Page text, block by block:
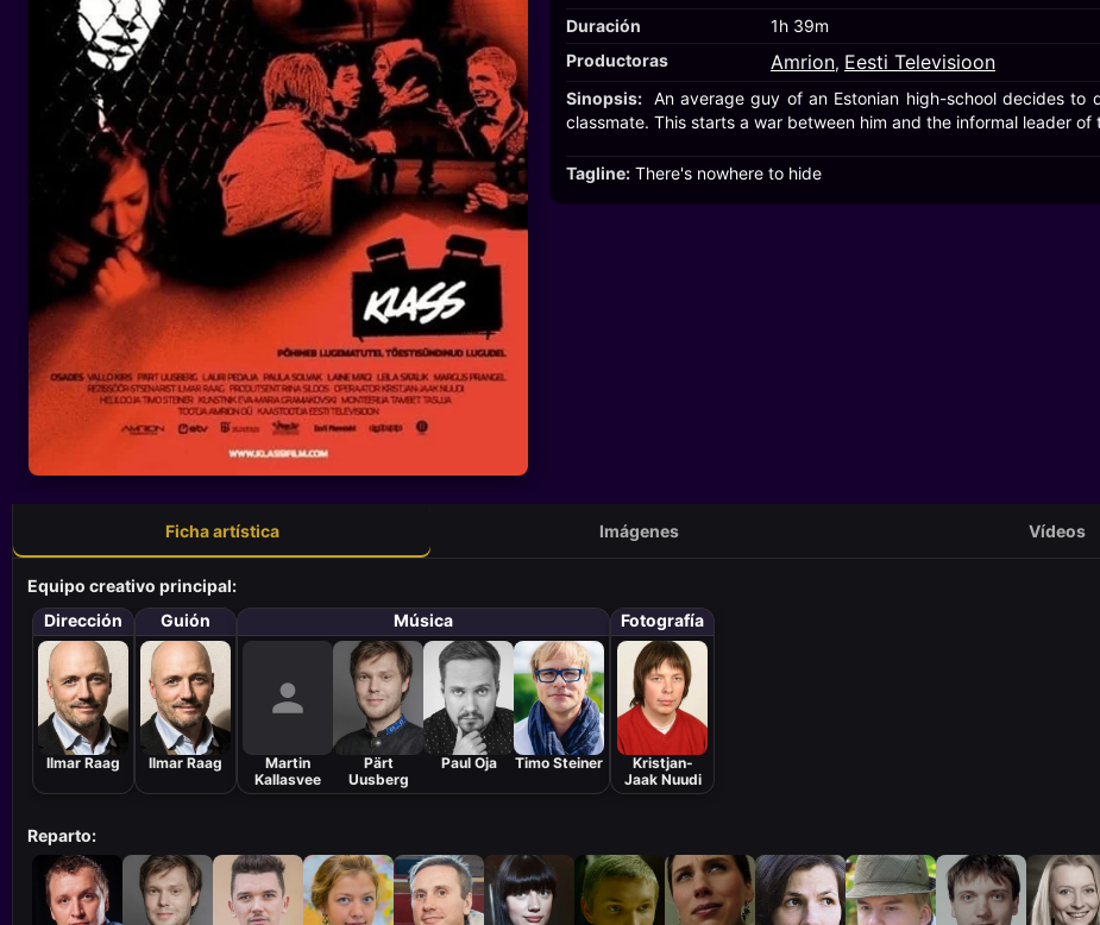
Duración
1h 39m
Productoras
Amrion, Eesti Televisioon
Sinopsis: An average guy of an Estonian high-school decides to
classmate. This starts a war between him and the informal leader of
Tagline: There's nowhere to hide
Ficha artística Imágenes Vídeos
Equipo creativo principal:
Dirección
Ilmar Raag
Guión
Ilmar Raag
Música
Martin
Kallasvee
Pärt
Uusberg
Paul Oja Timo Steiner
Fotografía
Kristjan-
Jaak Nuudi
Reparto: